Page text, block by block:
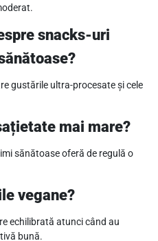
snacks-uri
gustările ultra-procesate și cele
mai mare?
sănătoase oferă de regulă o
vegane?
echilibrată atunci când au
bună.